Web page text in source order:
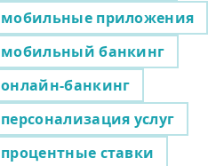
мобильные приложения
мобильный банкинг
онлайн-банкинг
персонализация услуг
процентные ставки